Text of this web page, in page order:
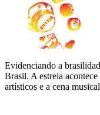
Evidenciando a
Brasil. A estreia
artísticos e a cena